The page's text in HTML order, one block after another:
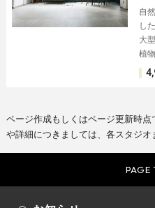
自
し
大
植
ページ作成もしくはページ更新時
や詳細につきましては、各スタジオ
PAGE